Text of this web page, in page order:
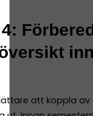
att koppla